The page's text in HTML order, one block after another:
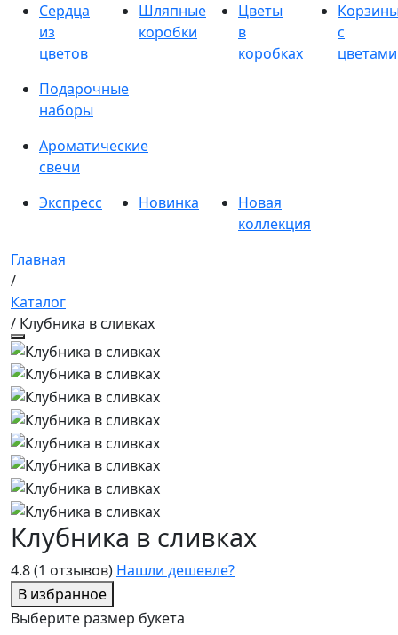
Сердца
из
цветов
Шляпные
коробки
Цветы
в
коробках
с
цветами
Подарочные
наборы
Ароматические
свечи
Экспресс
Новинка
Новая
коллекция
Главная
/
Каталог
/ Клубника в сливках
4.8(1 отзывов) Нашли дешевле?
В избранное
Клубника в сливках
Выберите размер букета